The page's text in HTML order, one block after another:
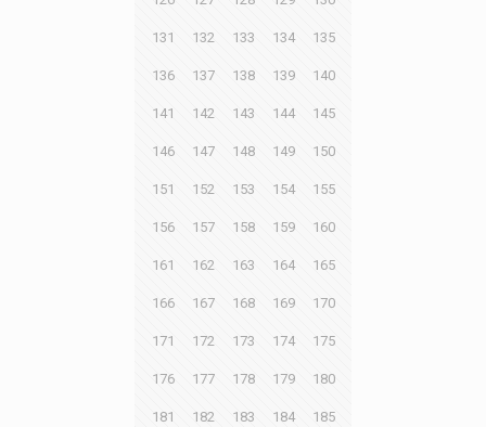
131 132 133 134 135
136 137 138 139 140
141 142 143 144 145
146 147 148 149 150
151 152 153 154 155
156 157 158 159 160
161 162 163 164 165
166 167 168 169 170
171 172 173 174 175
176 177 178 179 180
181 182 183 184 185